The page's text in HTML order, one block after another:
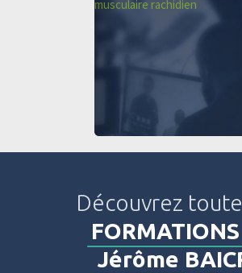
Découvrez
FORMATIONS
Jérôme